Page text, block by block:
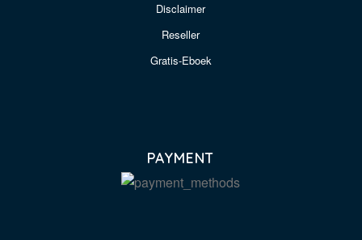
Disclaimer
Reseller
Gratis-Eboek
PAYMENT